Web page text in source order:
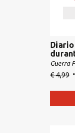
Guerra
€4,99